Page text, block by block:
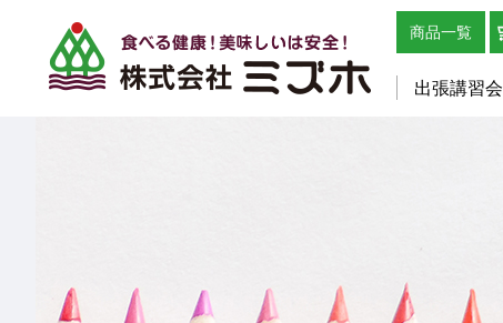
商品一覧
出張講習会